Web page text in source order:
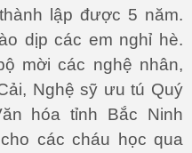
lập được 5 năm.
dịp các em nghỉ hè.
mời các nghệ nhân,
Nghệ sỹ ưu tú Quý
hóa tỉnh Bắc Ninh
các cháu học qua